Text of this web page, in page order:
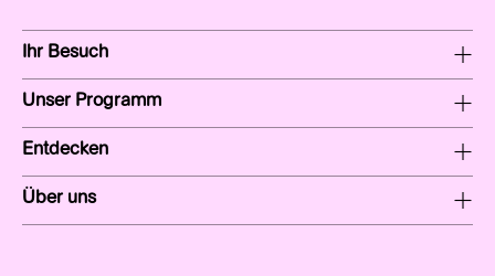
Ihr Besuch
Unser Programm
Entdecken
Über uns